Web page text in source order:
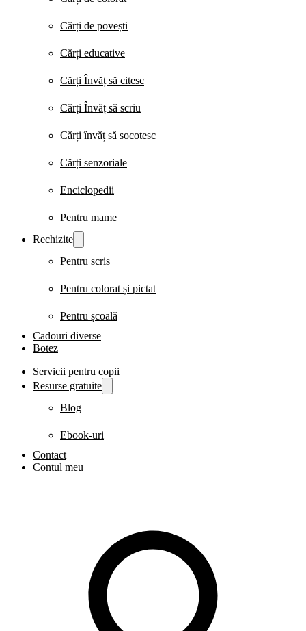
Cărți de povești
Cărți educative
Cărți Învăț să citesc
Cărți Învăț să scriu
Cărți învăț să socotesc
Cărți senzoriale
Enciclopedii
Pentru mame
Rechizite
Pentru scris
Pentru colorat și pictat
Pentru școală
Cadouri diverse
Botez
Servicii pentru copii
Resurse gratuite
Blog
Ebook-uri
Contact
Contul meu